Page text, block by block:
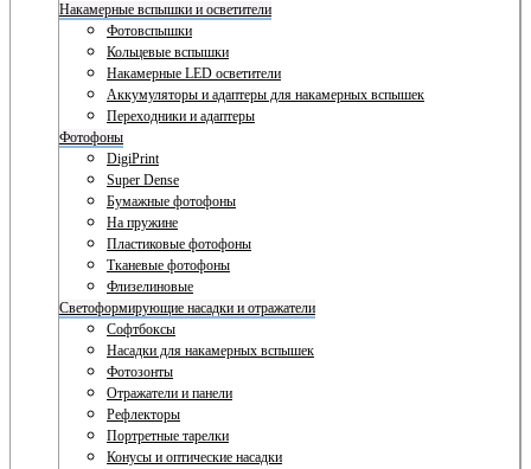
Накамерные вспышки и осветители
Фотовспышки
Кольцевые вспышки
Накамерные LED осветители
Аккумуляторы и адаптеры для накамерных вспышек
Переходники и адаптеры
Фотофоны
DigiPrint
Super Dense
Бумажные фотофоны
На пружине
Пластиковые фотофоны
Тканевые фотофоны
Флизелиновые
Светоформирующие насадки и отражатели
Софтбоксы
Насадки для накамерных вспышек
Фотозонты
Отражатели и панели
Рефлекторы
Портретные тарелки
Конусы и оптические насадки